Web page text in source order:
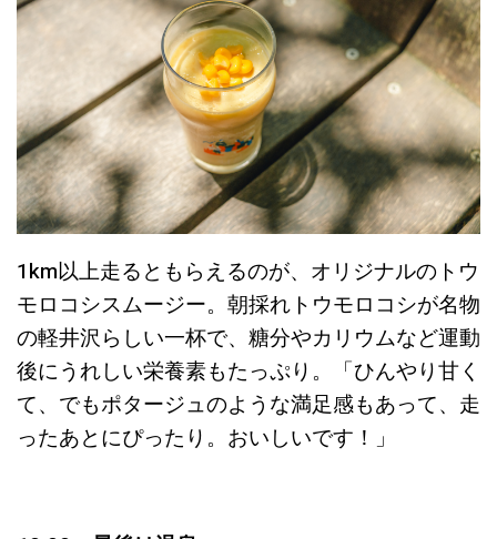
1km以上走るともらえるのが、オリジナルのトウ
モロコシスムージー。朝採れトウモロコシが名物
の軽井沢らしい一杯で、糖分やカリウムなど運動
後にうれしい栄養素もたっぷり。「ひんやり甘く
て、でもポタージュのような満足感もあって、走
ったあとにぴったり。おいしいです！」